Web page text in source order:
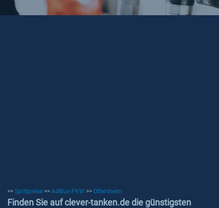
>> Spritpreise >> AdBlue PKW >> Ottersheim
Finden Sie auf clever-tanken.de die günstigsten